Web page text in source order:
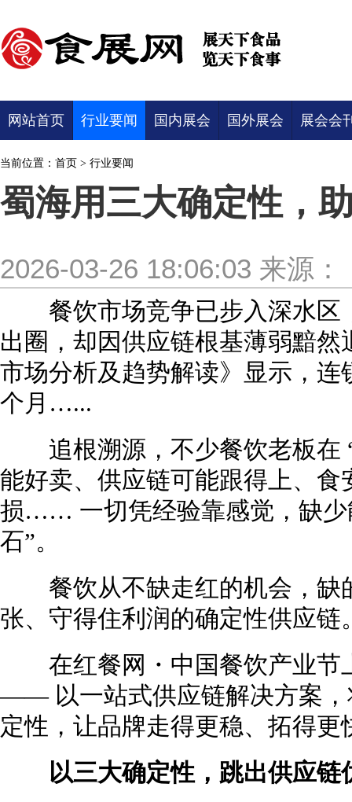
网站首页 行业要闻 国内展会 国外展会 展会会
当前位置： 首页 > 行业要闻
蜀海用三大确定性，
2026-03-26 18:06:03 来源：
餐饮市场竞争已步入深水区
出圈，却因供应链根基薄弱黯
市场分析及趋势解读》显示，
个月…...
追根溯源，不少餐饮老板在
能好卖、供应链可能跟得上、
损…… 一切凭经验靠感觉，缺少
石”。
餐饮从不缺走红的机会，缺
张、守得住利润的确定性供应链
在红餐网・中国餐饮产业节
—— 以一站式供应链解决方案，
定性，让品牌走得更稳、拓得更
以三大确定性，跳出供应链